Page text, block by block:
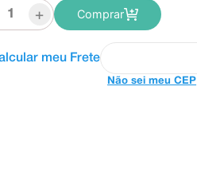
+ Comprar
Não sei meu CEP